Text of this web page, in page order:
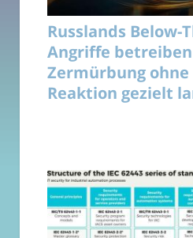
Russlands Below-
Angriffe
Zermürbung ohne
Reaktion gezielt